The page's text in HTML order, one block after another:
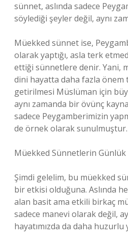
sünnet, aslında sadece
söylediği şeyler değil, aynı
Müekked sünnet ise,
olarak yaptığı, asla terk
ettiği sünnetlere denir. Yani,
dini hayatta daha fazla önem
getirilmesi Müslüman için
aynı zamanda bir övünç
sadece Peygamberimizin
de örnek olarak sunulmuştur.
Müekked Sünnetlerin Günlük
Şimdi gelelim, bu müekked
bir etkisi olduğuna. Aslında
alan basit ama etkili birkaç
sadece manevi olarak değil,
hayatımızda da daha huzurlu